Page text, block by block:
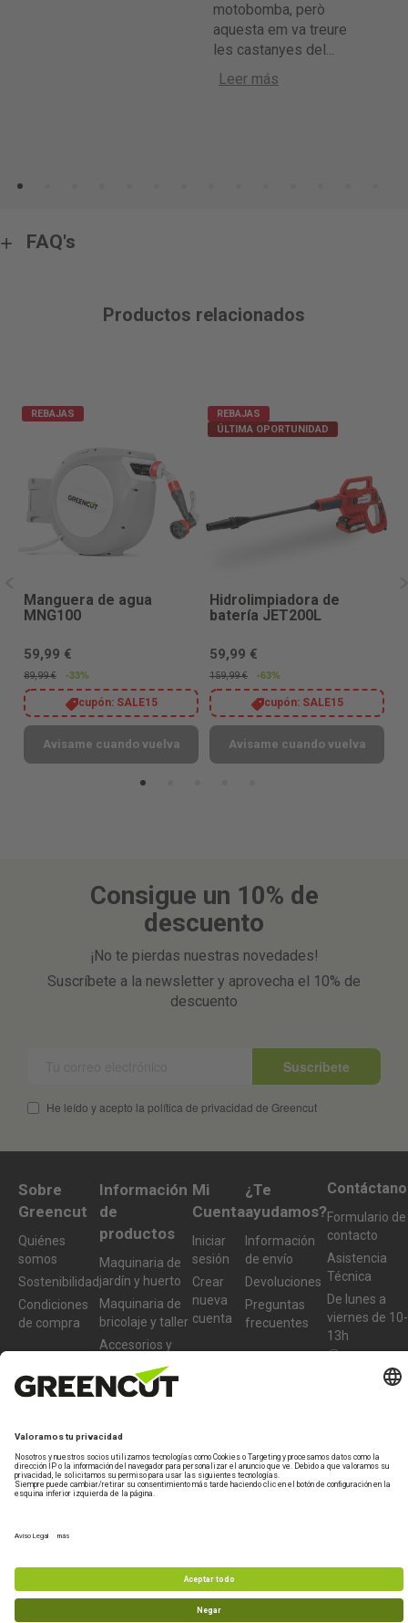
motobomba, però
aquesta em va treure
les castanyes del ...
Leer más
FAQ's
Productos relacionados
REBAJAS
Manguera de agua
MNG100
59,99 €
89,99 € -33%
cupón: SALE15
Avisame cuando vuelva
REBAJAS
ÚLTIMA OPORTUNIDAD
Hidrolimpiadora de
batería JET200L
59,99 €
159,99 € -63%
cupón: SALE15
Avisame cuando vuelva
Consigue un 10% de
descuento
¡No te pierdas nuestras novedades!
Suscríbete a la newsletter y aprovecha el 10% de
descuento
Suscríbete
He leído y acepto la política de privacidad de Greencut
Sobre
Greencut
Quiénes
somos
Sostenibilidad
Condiciones
de compra
Información
de
productos
Maquinaria de
jardín y huerto
Maquinaria de
bricolaje y taller
Accesorios y
Productos
Mi
Cuenta
Iniciar
sesión
Crear
nueva
cuenta
¿Te
ayudamos?
Información
de envío
Devoluciones
Preguntas
frecuentes
Formulario de
contacto
Asistencia
Técnica
De lunes a
viernes de 10-
13h
Bases legales En garantia Política de privacidad Nota legal